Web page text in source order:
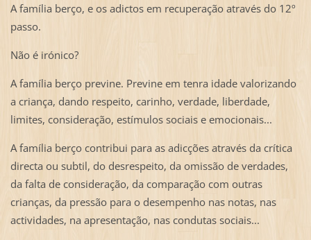
A família berço, e os adictos em recuperação através do 12º
passo.
Não é irónico?
A família berço previne. Previne em tenra idade valorizando
a criança, dando respeito, carinho, verdade, liberdade,
limites, consideração, estímulos sociais e emocionais...
A família berço contribui para as adicções através da crítica
directa ou subtil, do desrespeito, da omissão de verdades,
da falta de consideração, da comparação com outras
crianças, da pressão para o desempenho nas notas, nas
actividades, na apresentação, nas condutas sociais...